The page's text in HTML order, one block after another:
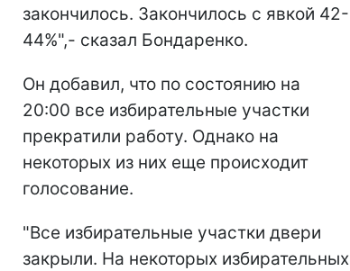
закончилось. Закончилось с явкой 42-
44%",- сказал Бондаренко.
Он добавил, что по состоянию на
20:00 все избирательные участки
прекратили работу. Однако на
некоторых из них еще происходит
голосование.
"Все избирательные участки двери
закрыли. На некоторых избирательных